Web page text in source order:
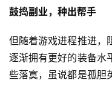
游
原
创
鼓捣副业，种出帮手
但随着游戏进程推进，
逐渐拥有更好的装备水
些落寞，虽说都是孤胆